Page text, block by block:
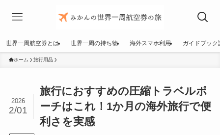
世界一周航空券とは 世界一周の持ち物 海外スマホ利用 ガイドブック
ホーム 旅行用品
旅行におすすめの圧縮トラベルポ
ーチはこれ！1か月の海外旅行で便
利さを実感
2026
2/01